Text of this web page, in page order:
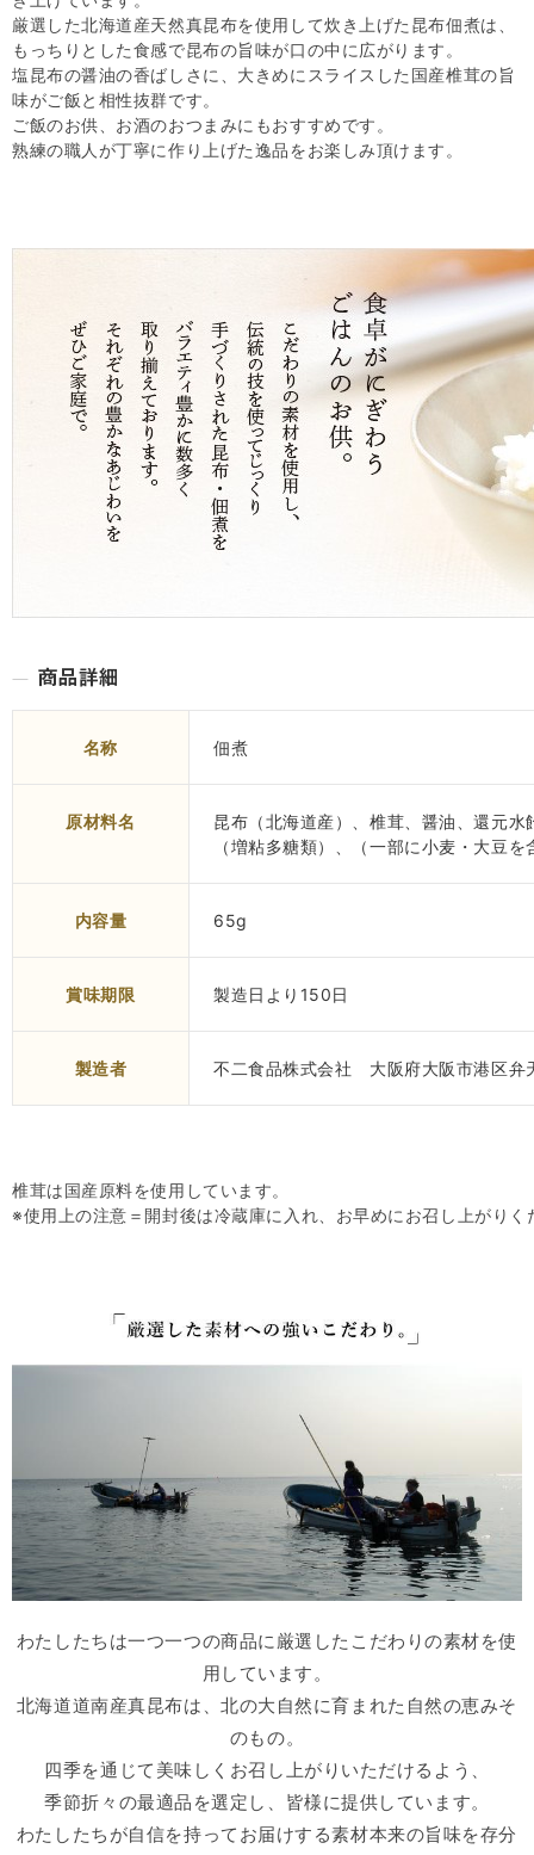
厳選した北海道産天然真昆布を使用して炊き上げた昆布佃煮は、
もっちりとした食感で昆布の旨味が口の中に広がります。
塩昆布の醤油の香ばしさに、大きめにスライスした国産椎茸の旨
味がご飯と相性抜群です。
ご飯のお供、お酒のおつまみにもおすすめです。
熟練の職人が丁寧に作り上げた逸品をお楽しみ頂けます。
名称 佃煮
原材料名
昆布（北海道産）、椎茸、醤油、還元
（増粘多糖類）、（一部に小麦・大豆を
内容量 65g
賞味期限 製造日より150日
製造者 不二食品株式会社 大阪府大阪市港区弁
椎茸は国産原料を使用しています。
※使用上の注意＝開封後は冷蔵庫に入れ、お早めにお召し上がりく
わたしたちは一つ一つの商品に厳選したこだわりの素材を使
用しています。
北海道道南産真昆布は、北の大自然に育まれた自然の恵みそ
のもの。
四季を通じて美味しくお召し上がりいただけるよう、
季節折々の最適品を選定し、皆様に提供しています。
わたしたちが自信を持ってお届けする素材本来の旨味を存分